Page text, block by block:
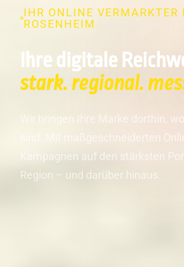
IHR ONLINE VERMARKTER
ROSENHEIM
Ihre digitale
stark. regional.
Wir bringen Ihre Marke dorthin,
sind. Mit maßgeschneiderten
Kampagnen auf den stärksten
Region – und darüber hinaus.